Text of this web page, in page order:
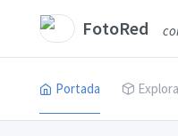
FotoRed
Portada